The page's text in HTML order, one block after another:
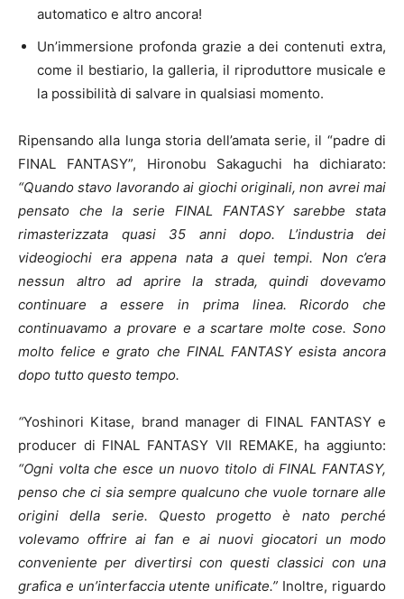
automatico e altro ancora!
Un’immersione profonda grazie a dei contenuti extra,
come il bestiario, la galleria, il riproduttore musicale e
la possibilità di salvare in qualsiasi momento.
Ripensando alla lunga storia dell’amata serie, il “padre di
FINAL FANTASY”, Hironobu Sakaguchi ha dichiarato:
“Quando stavo lavorando ai giochi originali, non avrei mai
pensato che la serie FINAL FANTASY sarebbe stata
rimasterizzata quasi 35 anni dopo.
L’industria dei
videogiochi era appena nata a quei tempi. Non c’era
nessun altro ad aprire la strada, quindi dovevamo
continuare a essere in prima linea.
Ricordo che
continuavamo a provare e a scartare molte cose. Sono
molto felice e grato che FINAL FANTASY esista ancora
dopo tutto questo tempo.
“Yoshinori Kitase, brand manager di FINAL FANTASY e
producer di FINAL FANTASY VII REMAKE, ha aggiunto:
“Ogni volta che esce un nuovo titolo di FINAL FANTASY,
penso che ci sia sempre qualcuno che vuole tornare alle
origini della serie.
Questo progetto è nato perché
volevamo offrire ai fan e ai nuovi giocatori un modo
conveniente per divertirsi con questi classici con una
grafica e un’interfaccia utente unificate.” Inoltre, riguardo